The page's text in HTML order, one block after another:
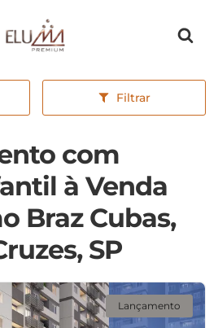
Página inicial
Filtrar
com
à Venda
Braz Cubas,
SP
Lançamento